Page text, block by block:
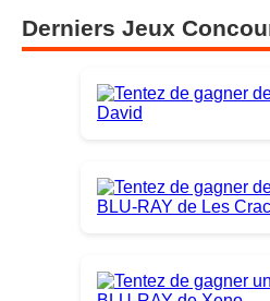
Derniers Jeux